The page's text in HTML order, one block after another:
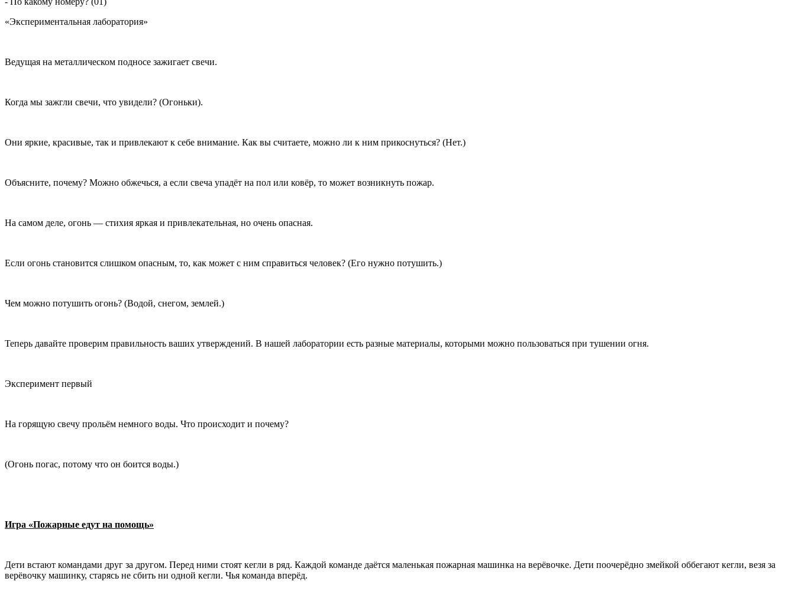
«Экспериментальная лаборатория»
Ведущая на металлическом подносе зажигает свечи.
Когда мы зажгли свечи, что увидели? (Огоньки).
Они яркие, красивые, так и привлекают к себе внимание. Как вы считаете, можно ли к ним прикоснуться? (Нет.)
Объясните, почему? Можно обжечься, а если свеча упадёт на пол или ковёр, то может возникнуть пожар.
На самом деле, огонь — стихия яркая и привлекательная, но очень опасная.
Если огонь становится слишком опасным, то, как может с ним справиться человек? (Его нужно потушить.)
Чем можно потушить огонь? (Водой, снегом, землей.)
Теперь давайте проверим правильность ваших утверждений. В нашей лаборатории есть разные материалы, которыми можно пользоваться при тушении огня.
Эксперимент первый
На горящую свечу прольём немного воды. Что происходит и почему?
(Огонь погас, потому что он боится воды.)
Игра «Пожарные едут на помощь»
Дети встают командами друг за другом. Перед ними стоят кегли в ряд. Каждой команде даётся маленькая пожарная машинка на верёвочке. Дети поочерёдно змейкой оббегают кегли, везя за
верёвочку машинку, старясь не сбить ни одной кегли. Чья команда вперёд.